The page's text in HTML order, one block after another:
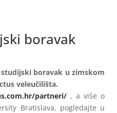
boravak
boravak u zimskom
veleučilišta.
partneri/, a više o
Bratislava, pogledajte u